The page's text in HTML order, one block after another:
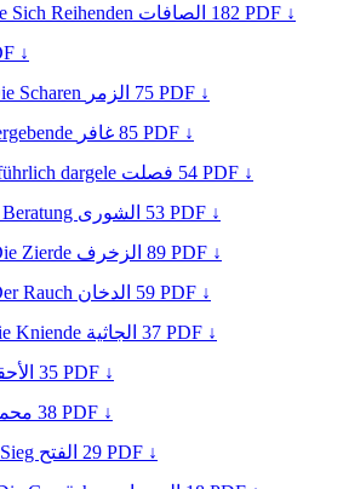
Sich Reihenden الصافات 182 PDF ↓
↓
Scharen الزمر 75 PDF ↓
غافر 85 PDF ↓
dargele فصلت 54 PDF ↓
الشورى 53 PDF ↓
Zierde الزخرف 89 PDF ↓
Rauch الدخان 59 PDF ↓
Kniende الجاثية 37 PDF ↓
35 PDF ↓
38 PDF ↓
الفتح 29 PDF ↓